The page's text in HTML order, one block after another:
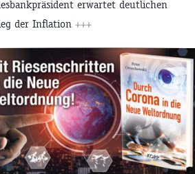
erwartet deutlichen
der Inflation +++